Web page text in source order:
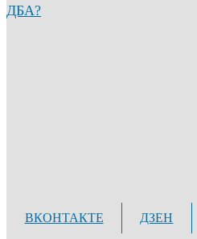
ДБА?
ВКОНТАКТЕ ДЗЕН